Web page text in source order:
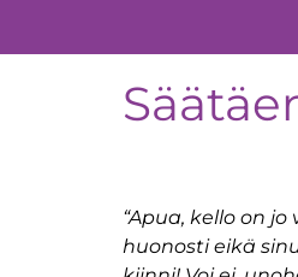
“Apua, kello on
huonosti eikä